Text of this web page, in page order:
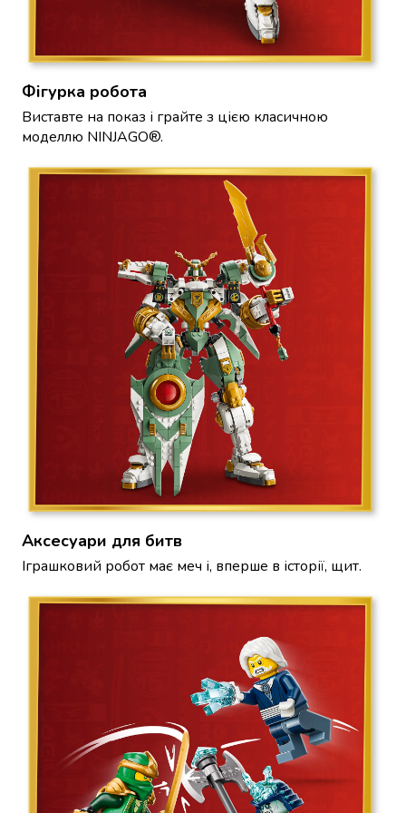
торта
Гарячі
напої
Кава
Какао
Снеки
Горіхи
М'ясні
снеки
Рибні
снеки
Насіння
Сухофрукти
Попкорн
Кукурудзяні
палички
Сушені
гриби
Сирні
закуски
Напої
Соки
та
нектари
Енергетичні
Молочні
продукти
Молоко
Рослинне
Фігурка робота
Виставте на показ і грайте з цією класичною
моделлю NINJAGO®.
Аксесуари для битв
Іграшковий робот має меч і, вперше в історії, щит.